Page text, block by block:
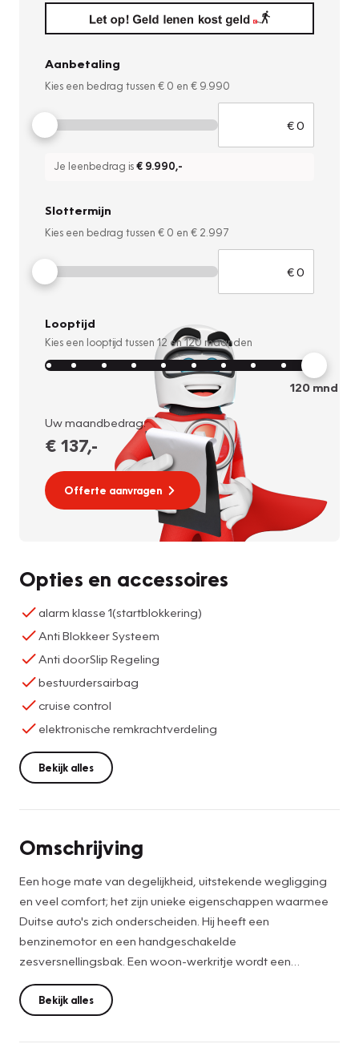
Aanbetaling
Kies een bedrag tussen € 0 en € 9.990
Je leenbedrag is€ 9.990,-
Slottermijn
Kies een bedrag tussen € 0 en € 2.997
Looptijd
Kies een looptijd tussen 12 en120 maanden
120mnd
Uw maandbedrag:
€ 137,-
Offerte aanvragen
Opties en accessoires
alarm klasse 1(startblokkering)
Anti Blokkeer Systeem
Anti doorSlip Regeling
bestuurdersairbag
cruise control
elektronische remkrachtverdeling
Bekijk alles
Omschrijving
Een hoge mate van degelijkheid, uitstekende wegligging
en veel comfort; het zijn unieke eigenschappen waarmee
Duitse auto's zich onderscheiden. Hij heeft een
benzinemotor en een handgeschakelde
zesversnellingsbak. Een woon-werkritje wordt een
minivakantie in deze auto met z'n elektrisch bediende
glazen panorama dak en het heerlijk zachte lederen
interieur. Een goede zithouding is essentieel voor een fitte
Bekijk alles